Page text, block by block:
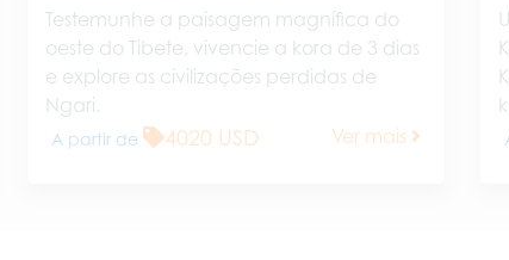
Testemunhe a paisagem magnífica do
oeste do Tibete, vivencie a kora de 3 dias
e explore as civilizações perdidas de
Ngari.
A partir de 4020 USD Ver mais